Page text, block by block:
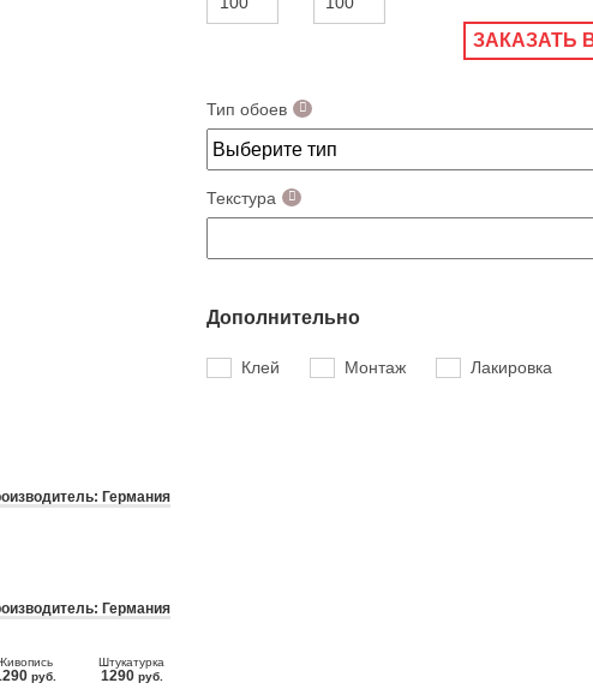
ЗАКАЗАТЬ
Тип обоев
Текстура
Дополнительно
Клей Монтаж Лакировка
Германия
Германия
руб.
Штукатурка
1290 руб.